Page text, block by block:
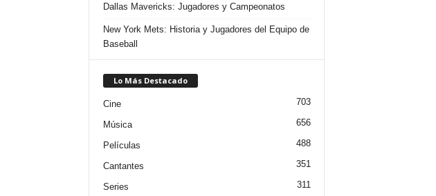
Dallas Mavericks: Jugadores y Campeonatos
New York Mets: Historia y Jugadores del Equipo de
Baseball
Lo Más Destacado
Cine 703
Música 656
Películas 488
Cantantes 351
Series 311